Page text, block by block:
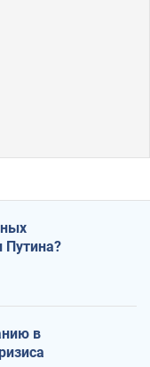
Путина?
в